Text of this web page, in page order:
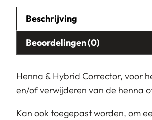
Beschrijving
Beoordelingen (0)
Henna & Hybrid Corrector, voor
en/of verwijderen van de henna
Kan ook toegepast worden, om